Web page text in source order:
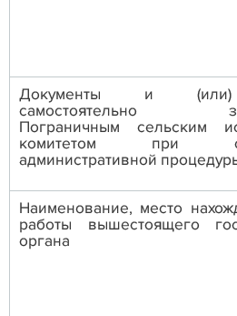
Документы и (или)
самостоятельно
Пограничным сельским
комитетом при
административной
Наименование, место
работы вышестоящего
органа